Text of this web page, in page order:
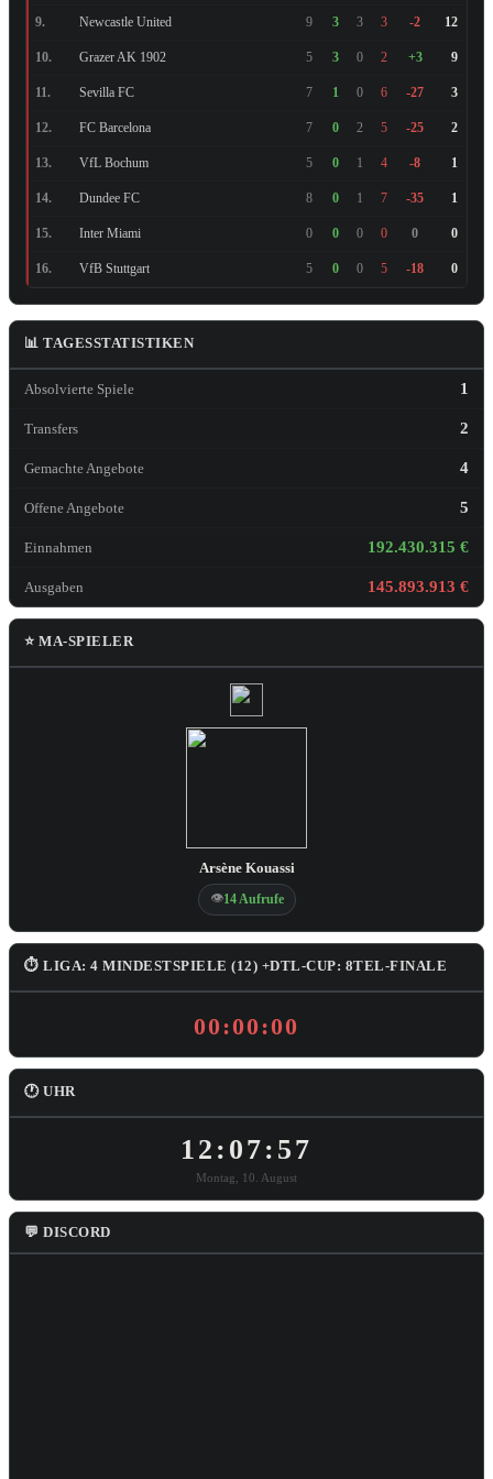
9. Newcastle United 9 3 3 3 -2 12
10. Grazer AK 1902 5 3 0 2 +3 9
11. Sevilla FC 7 1 0 6 -27 3
12. FC Barcelona 7 0 2 5 -25 2
13. VfL Bochum 5 0 1 4 -8 1
14. Dundee FC 8 0 1 7 -35 1
15. Inter Miami 0 0 0 0 0 0
16. VfB Stuttgart 5 0 0 5 -18 0
📊 TAGESSTATISTIKEN
Absolvierte Spiele 1
Transfers 2
Gemachte Angebote 4
Offene Angebote 5
Einnahmen 192.430.315 €
Ausgaben 145.893.913 €
⭐ MA-SPIELER
Arsène Kouassi
👁14 Aufrufe
⏱ LIGA: 4 MINDESTSPIELE (12) +DTL-CUP: 8TEL-FINALE
00:00:00
🕐 UHR
12:07:58
Montag, 10. August
💬 DISCORD